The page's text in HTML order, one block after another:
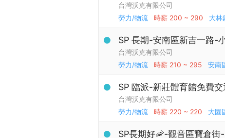
台灣沃克有限公司
勞力/物流
時薪 200 ~ 290 大林
SP 長期-安南區新吉一路-
台灣沃克有限公司
勞力/物流
時薪 210 ~ 295 安南
SP 臨派-新莊體育館免費
台灣沃克有限公司
勞力/物流
時薪 220 ~ 220 大園
SP長期好🦐-觀音區寶倉街